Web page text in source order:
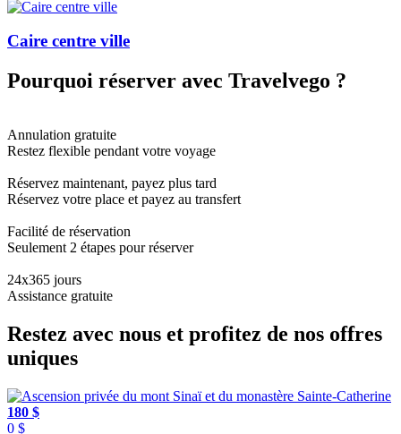
Caire centre ville
Pourquoi réserver avec Travelvego ?
Annulation gratuite
Restez flexible pendant votre voyage
Réservez maintenant, payez plus tard
Réservez votre place et payez au transfert
Facilité de réservation
Seulement 2 étapes pour réserver
24x365 jours
Assistance gratuite
Restez avec nous et profitez de nos offres
uniques
180 $
0 $